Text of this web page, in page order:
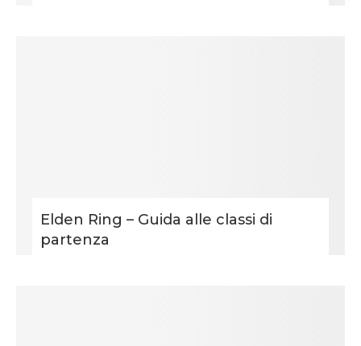
Elden Ring – Guida alle classi di
partenza